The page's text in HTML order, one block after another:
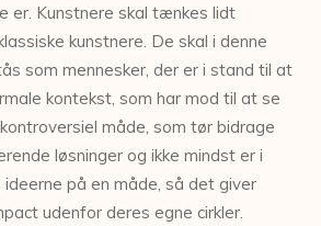
er. Kunstnere skal tænkes lidt
kunstnere. De skal i denne
som mennesker, der er i stand til at
kontekst, som har mod til at se
måde, som tør bidrage
løsninger og ikke mindst er i
på en måde, så det giver
udenfor deres egne cirkler.